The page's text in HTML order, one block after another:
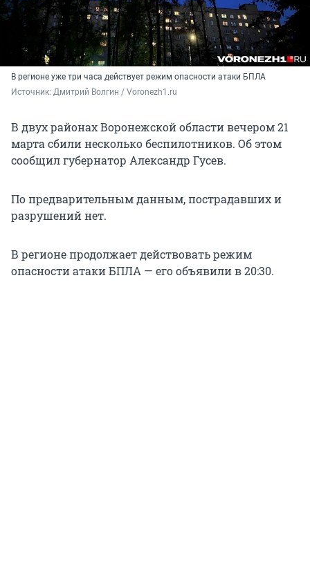
В регионе уже три часа действует режим опасности атаки БПЛА
Источник: Дмитрий Волгин / Voronezh1.ru
В двух районах Воронежской области вечером 21
марта сбили несколько беспилотников. Об этом
сообщил губернатор Александр Гусев.
По предварительным данным, пострадавших и
разрушений нет.
В регионе продолжает действовать режим
опасности атаки БПЛА — его объявили в 20:30.